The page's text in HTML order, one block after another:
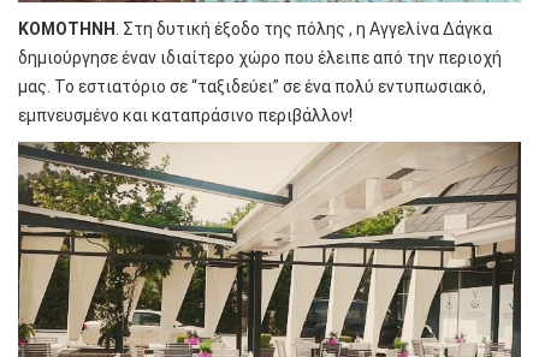
ΚΟΜΟΤΗΝΗ
. Στη δυτική έξοδο της πόλης , η Αγγελίνα Δάγκα
δημιούργησε έναν ιδιαίτερο χώρο που έλειπε από την περιοχή
μας. Το εστιατόριο σε “ταξιδεύει” σε ένα πολύ εντυπωσιακό,
εμπνευσμένο και καταπράσινο περιβάλλον!